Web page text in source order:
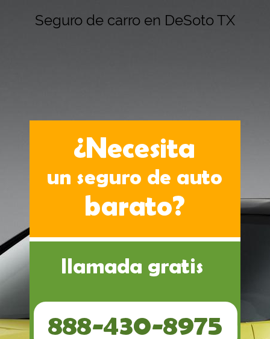
Seguro de carro en DeSoto TX